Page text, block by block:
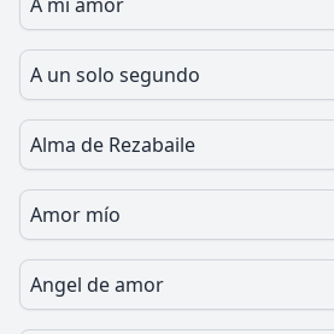
A un solo segundo
Alma de Rezabaile
Amor mío
Angel de amor